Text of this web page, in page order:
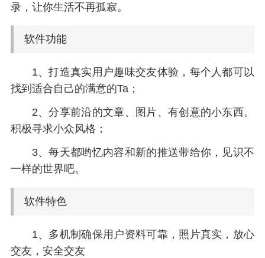
录，让你生活不再孤寂。
软件功能
1、打造真实用户趣味交友体验，每个人都可以
找到适合自己的满意的Ta；
2、分享前沿的文章、图片、有创意的小东西。
积极寻求小众风格；
3、每天都哟忆内容和新的推送带给你，见识不
一样的世界吧。
软件特色
1、多机制确保用户资料可靠，照片真实，放心
交友，安全交友